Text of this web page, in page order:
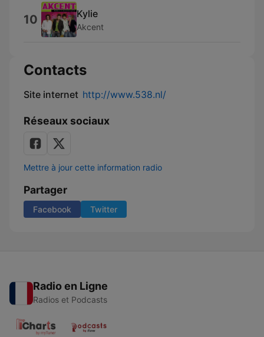
10 Kylie
Akcent
Contacts
Site internet http://www.538.nl/
Réseaux sociaux
Mettre à jour cette information radio
Partager
Facebook Twitter
Radio en Ligne
Radios et Podcasts